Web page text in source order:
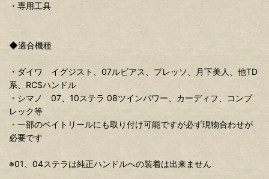
・専用工具
◆適合機種
・ダイワ イグジスト、07ルビアス、プレッソ、月下美人、他TD
系、RCSハンドル
・シマノ 07、10ステラ 08ツインパワー、カーディフ、コンプ
レック等
・一部のベイトリールにも取り付け可能ですが必ず現物合わせが
必要です
※01、04ステラは純正ハンドルへの装着は出来ません